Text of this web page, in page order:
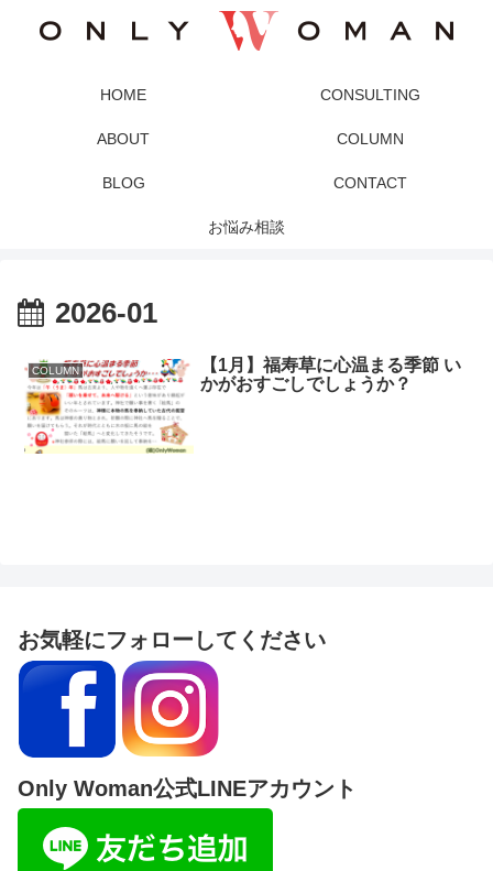
HOME CONSULTING
ABOUT COLUMN
BLOG CONTACT
お悩み相談
2026-01
COLUMN
【1月】福寿草に心温まる季節 い
かがおすごしでしょうか？
お気軽にフォローしてください
Only Woman公式LINEアカウント